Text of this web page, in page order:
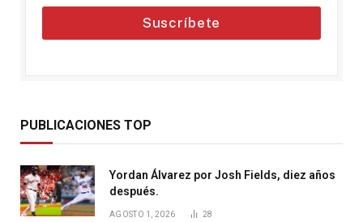
Suscríbete
PUBLICACIONES TOP
Yordan Álvarez por Josh Fields, diez años
después.
AGOSTO 1, 2026 28